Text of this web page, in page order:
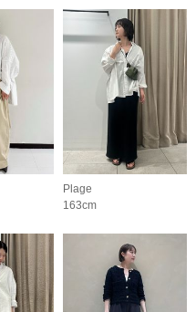
Plage
163cm